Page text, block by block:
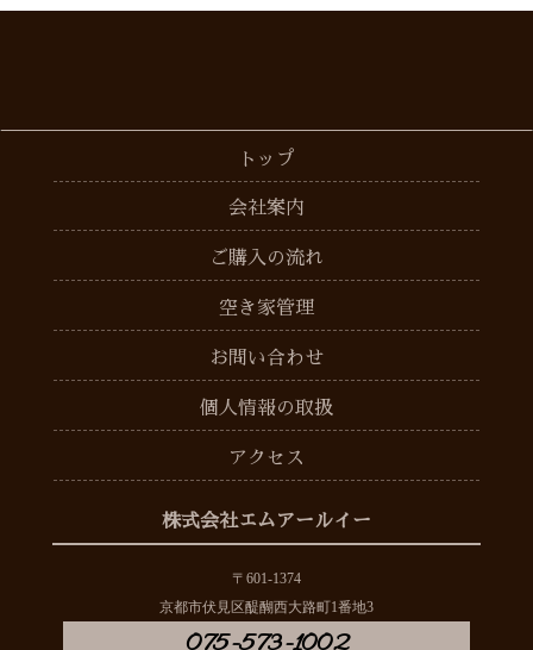
トップ
会社案内
ご購入の流れ
空き家管理
お問い合わせ
個人情報の取扱
アクセス
株式会社エムアールイー
〒601-1374
京都市伏見区醍醐西大路町1番地3